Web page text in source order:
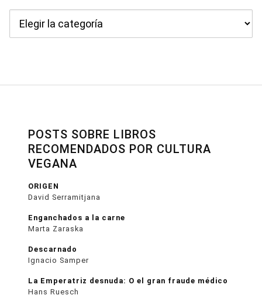
POSTS SOBRE LIBROS
RECOMENDADOS POR CULTURA
VEGANA
ORIGEN
David Serramitjana
Enganchados a la carne
Marta Zaraska
Descarnado
Ignacio Samper
La Emperatriz desnuda: O el gran fraude médico
Hans Ruesch